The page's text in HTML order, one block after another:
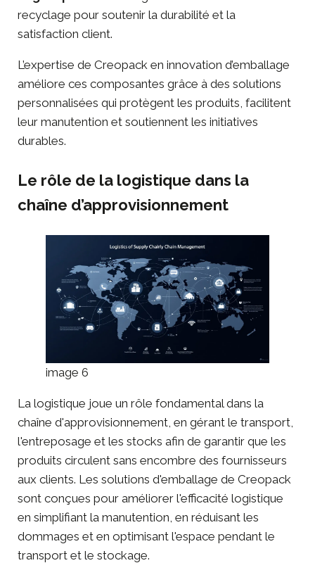
recyclage pour soutenir la durabilité et la
satisfaction client.
L’expertise de Creopack en innovation d’emballage
améliore ces composantes grâce à des solutions
personnalisées qui protègent les produits, facilitent
leur manutention et soutiennent les initiatives
durables.
Le rôle de la logistique dans la
chaîne d’approvisionnement
image 6
La logistique joue un rôle fondamental dans la
chaîne d'approvisionnement, en gérant le transport,
l'entreposage et les stocks afin de garantir que les
produits circulent sans encombre des fournisseurs
aux clients. Les solutions d'emballage de Creopack
sont conçues pour améliorer l'efficacité logistique
en simplifiant la manutention, en réduisant les
dommages et en optimisant l'espace pendant le
transport et le stockage.